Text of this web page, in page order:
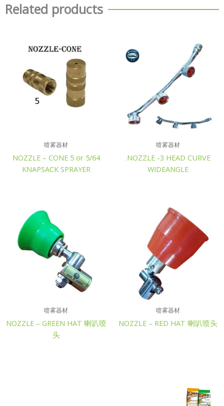
Related products
喷雾器材
NOZZLE – CONE 5 or 5/64
KNAPSACK SPRAYER
喷雾器材
.NOZZLE -3 HEAD CURVE
WIDEANGLE
喷雾器材
NOZZLE – GREEN HAT 喇叭喷
头
喷雾器材
NOZZLE – RED HAT 喇叭喷头